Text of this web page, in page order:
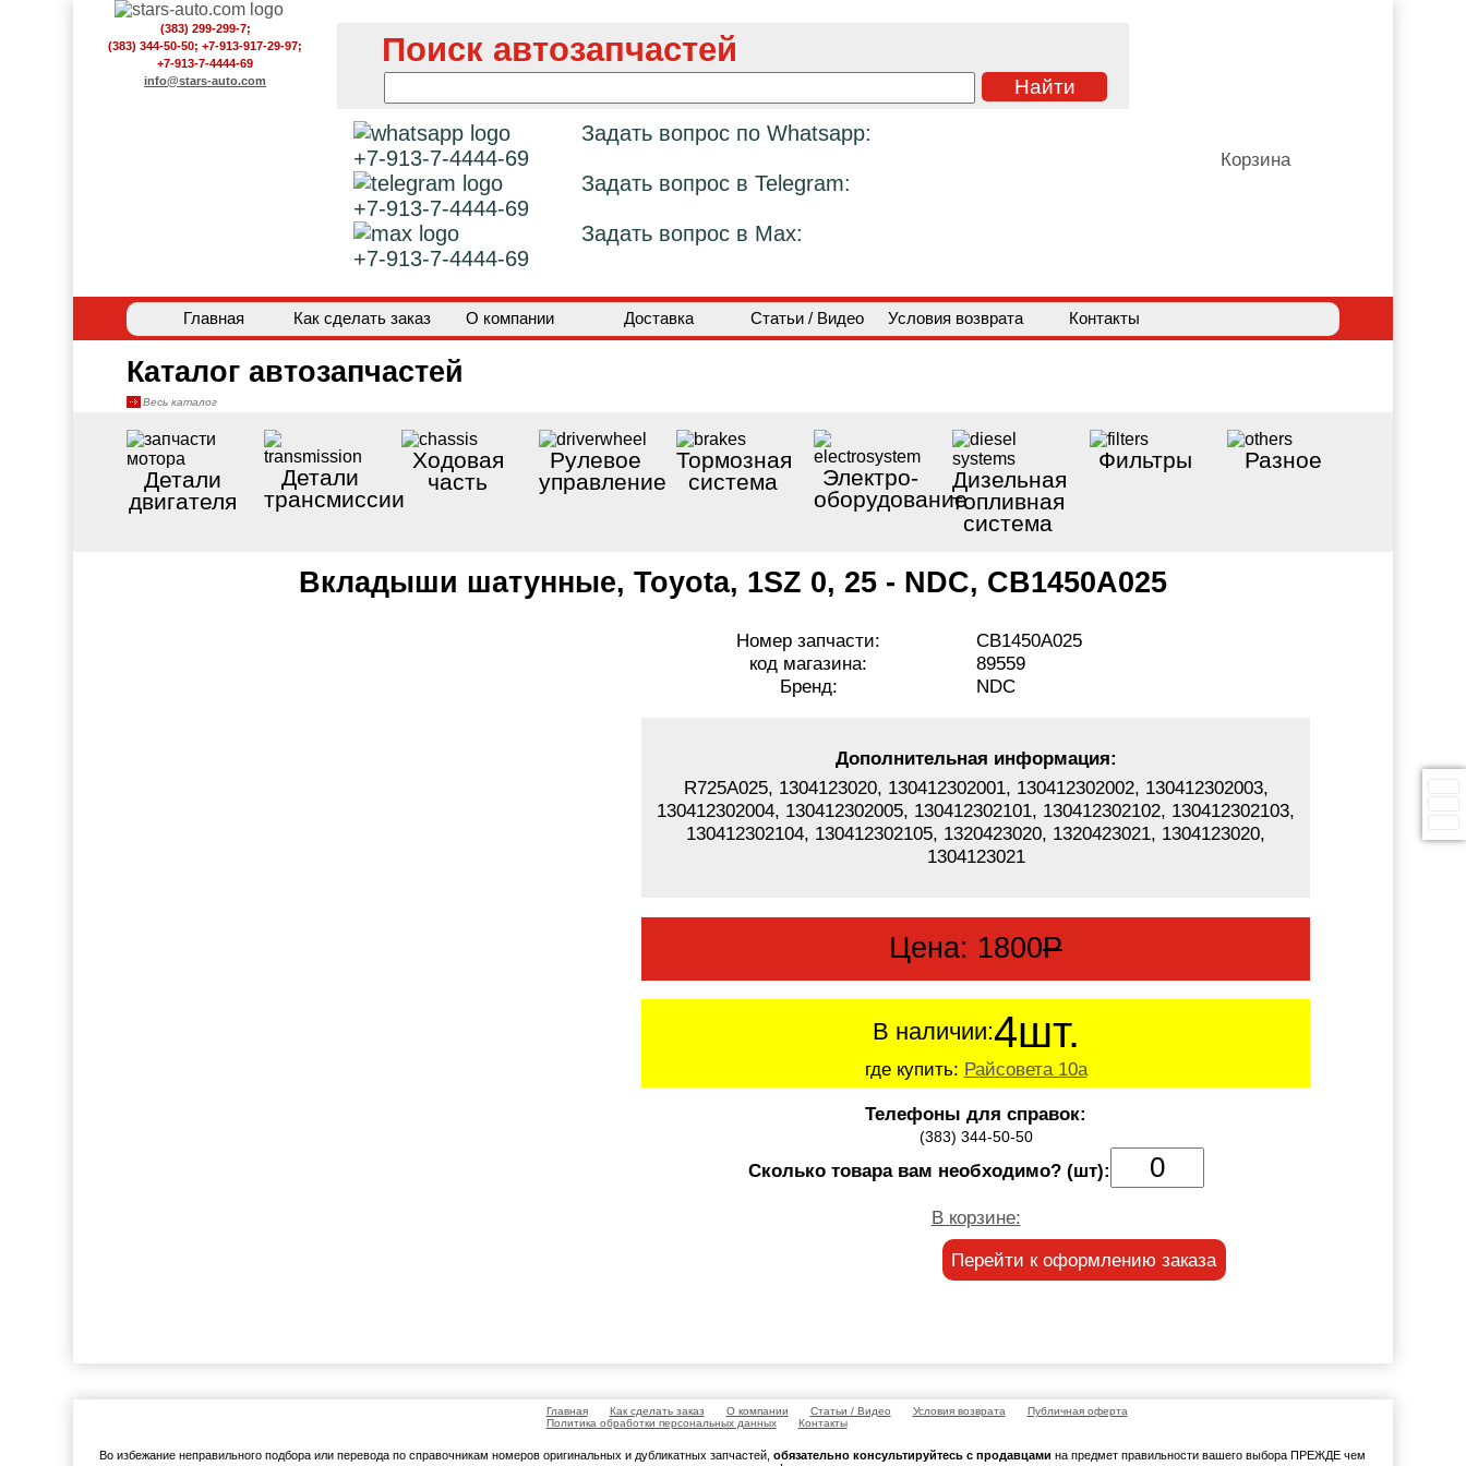
(383) 299-299-7;
(383) 344-50-50; +7-913-917-29-97;
+7-913-7-4444-69
info@stars-auto.com
Поиск автозапчастей
Задать вопрос по Whatsapp:
+7-913-7-4444-69
Задать вопрос в Telegram:
+7-913-7-4444-69
Задать вопрос в Max:
+7-913-7-4444-69
Корзина
Главная Как сделать заказ О компании Доставка Статьи / Видео Условия возврата Контакты
Каталог автозапчастей
Весь каталог
Детали
двигателя
Детали
трансмиссии
Ходовая
часть
Рулевое
управление
Тормозная
система
Электро-
оборудование
Дизельная
топливная
система
Фильтры Разное
Вкладыши шатунные, Toyota, 1SZ 0, 25 - NDC, CB1450A025
Номер запчасти:
CB1450A025
код магазина:
89559
Бренд:
NDC
Дополнительная информация:
R725A025, 1304123020, 130412302001, 130412302002, 130412302003,
130412302004, 130412302005, 130412302101, 130412302102, 130412302103,
130412302104, 130412302105, 1320423020, 1320423021, 1304123020,
1304123021
Цена: 1800Р
В наличии:4шт.
где купить: Райсовета 10а
Телефоны для справок:
(383) 344-50-50
Сколько товара вам необходимо? (шт):
В корзине:
Перейти к оформлению заказа
Главная Как сделать заказ О компании Статьи / Видео Условия возврата
Публичная оферта
Политика обработки персональных данных
Контакты
Во избежание неправильного подбора или перевода по справочникам номеров оригинальных и дубликатных запчастей,обязательно консультируйтесь с продавцами на предмет правильности вашего выбора ПРЕЖДЕ чем